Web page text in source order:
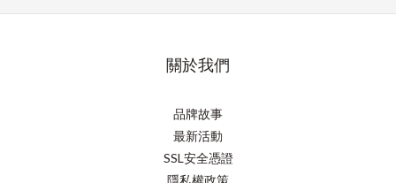
關於我們
品牌故事
最新活動
SSL安全憑證
隱私權政策